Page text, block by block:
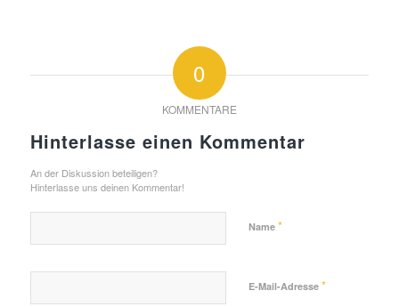
0
KOMMENTARE
Hinterlasse einen Kommentar
An der Diskussion beteiligen?
Hinterlasse uns deinen Kommentar!
Name *
E-Mail-Adresse *